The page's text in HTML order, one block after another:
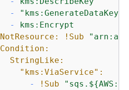
-
"kms:GenerateDataKey*"
-
kms:Encrypt
NotResource:
!Sub
Condition:
StringLike:
"kms:ViaService":
-
!Sub "sqs.${